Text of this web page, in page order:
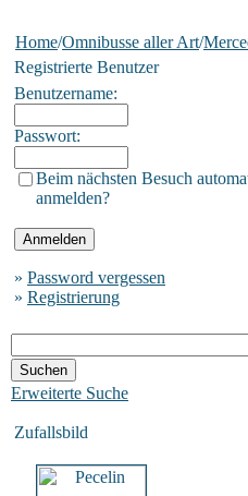
Home/Omnibusse aller Art/
Registrierte Benutzer
Benutzername:
Passwort:
Beim nächsten Besuch
anmelden?
» Password vergessen
» Registrierung
Erweiterte Suche
Zufallsbild